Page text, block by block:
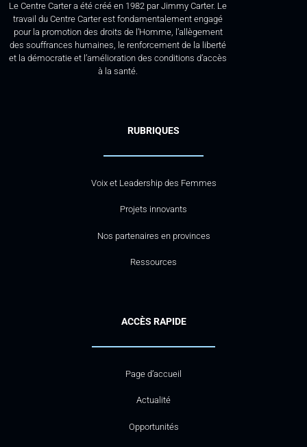
Le Centre Carter a été créé en 1982 par Jimmy Carter. Le
travail du Centre Carter est fondamentalement engagé
pour la promotion des droits de l’Homme, l’allègement
des souffrances humaines, le renforcement de la liberté
et la démocratie et l’amélioration des conditions d’accès
à la santé.
RUBRIQUES
Voix et Leadership des Femmes
Projets innovants
Nos partenaires en provinces
Ressources
ACCÈS RAPIDE
Page d’accueil
Actualité
Opportunités